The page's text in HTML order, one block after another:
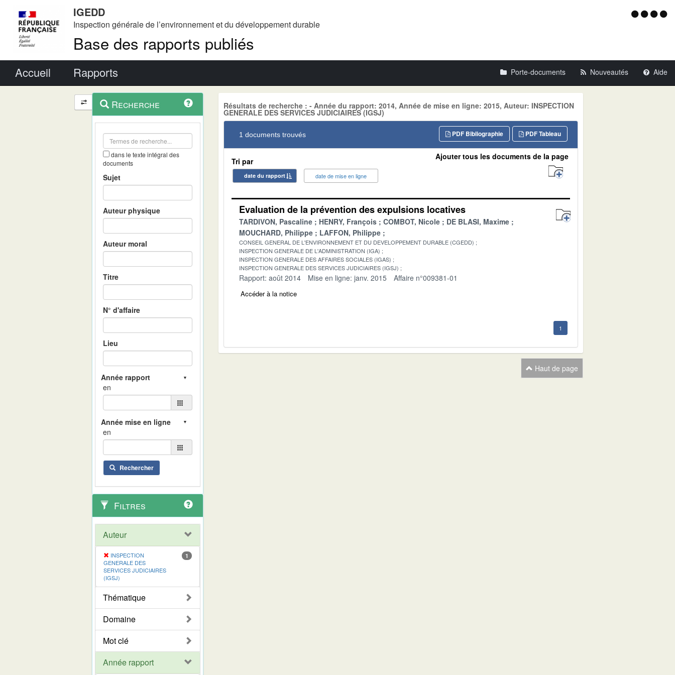
IGEDD
Inspection générale de l’environnement et du développement durable
Base des rapports publiés
Menu
Accueil Rapports Porte-documents Nouveautés Aide
Navigation
et
outils
contextuel
Recherche
dans le texte intégral des
documents
Sujet
Auteur physique
Auteur moral
Titre
N° d'affaire
Lieu
en
en
Rechercher
Filtres
Auteur
INSPECTION
GENERALE DES
SERVICES JUDICIAIRES
(IGSJ)
1
Thématique
Domaine
Mot clé
Année rapport
Résultats de recherche : - Année du rapport: 2014, Année de mise en ligne: 2015, Auteur: INSPECTION
GENERALE DES SERVICES JUDICIAIRES (IGSJ)
1 documents trouvés PDF Tableau
PDF Bibliographie
Tri par
date du rapport date de mise en ligne
Ajouter tous les documents de la page
Evaluation de la prévention des expulsions locatives
TARDIVON, Pascaline HENRY, François COMBOT, Nicole
DE BLASI, Maxime
MOUCHARD, Philippe
LAFFON, Philippe
CONSEIL GENERAL DE L'ENVIRONNEMENT ET DU DEVELOPPEMENT DURABLE (CGEDD)
INSPECTION GENERALE DE L'ADMINISTRATION (IGA)
INSPECTION GENERALE DES AFFAIRES SOCIALES (IGAS)
INSPECTION GENERALE DES SERVICES JUDICIAIRES (IGSJ)
Rapport: août 2014 Mise en ligne: janv. 2015 Affaire n°009381-01
Accéder à la notice
1
Haut de page